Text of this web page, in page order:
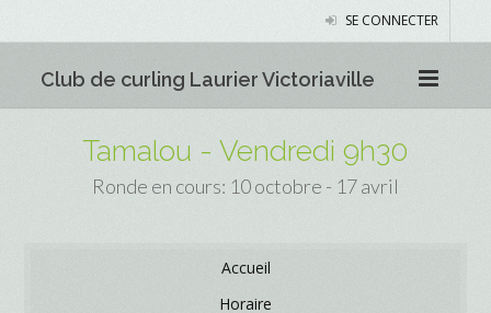
SE CONNECTER
Club de curling Laurier Victoriaville
Tamalou - Vendredi 9h30
Ronde en cours: 10 octobre - 17 avril
Accueil
Horaire